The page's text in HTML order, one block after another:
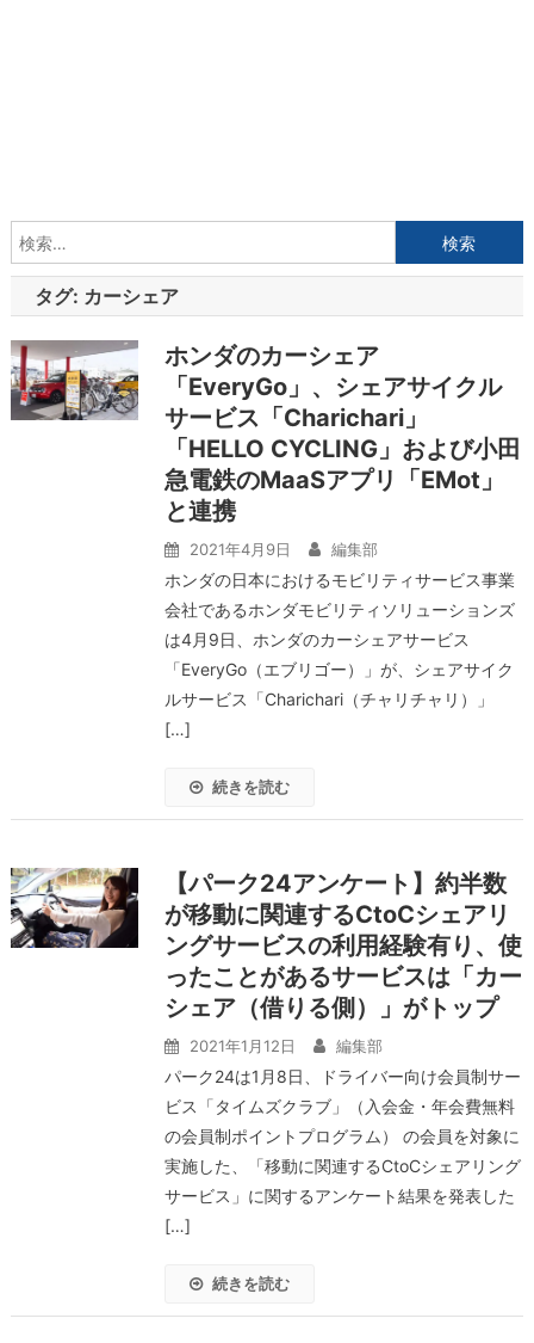
索:
タグ: カーシェア
ホンダのカーシェア
「EveryGo」、シェアサイクル
サービス「Charichari」
「HELLO CYCLING」および小田
急電鉄のMaaSアプリ「EMot」
と連携
2021年4月9日 編集部
ホンダの日本におけるモビリティサービス事業
会社であるホンダモビリティソリューションズ
は4月9日、ホンダのカーシェアサービス
「EveryGo（エブリゴー）」が、シェアサイク
ルサービス「Charichari（チャリチャリ）」
[…]
続きを読む
【パーク24アンケート】約半数
が移動に関連するCtoCシェアリ
ングサービスの利用経験有り、使
ったことがあるサービスは「カー
シェア（借りる側）」がトップ
2021年1月12日 編集部
パーク24は1月8日、ドライバー向け会員制サー
ビス「タイムズクラブ」（入会金・年会費無料
の会員制ポイントプログラム） の会員を対象に
実施した、「移動に関連するCtoCシェアリング
サービス」に関するアンケート結果を発表した
[…]
続きを読む